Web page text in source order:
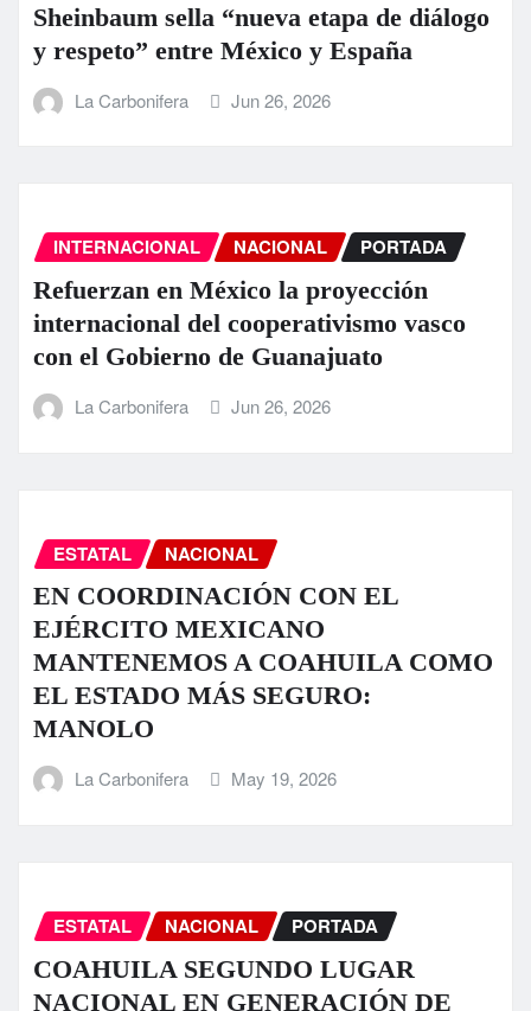
Sheinbaum sella “nueva etapa de diálogo
y respeto” entre México y España
La Carbonifera Jun 26, 2026
INTERNACIONAL NACIONAL PORTADA
Refuerzan en México la proyección
internacional del cooperativismo vasco
con el Gobierno de Guanajuato
La Carbonifera Jun 26, 2026
ESTATAL NACIONAL
EN COORDINACIÓN CON EL
EJÉRCITO MEXICANO
MANTENEMOS A COAHUILA COMO
EL ESTADO MÁS SEGURO:
MANOLO
La Carbonifera May 19, 2026
ESTATAL NACIONAL PORTADA
COAHUILA SEGUNDO LUGAR
NACIONAL EN GENERACIÓN DE